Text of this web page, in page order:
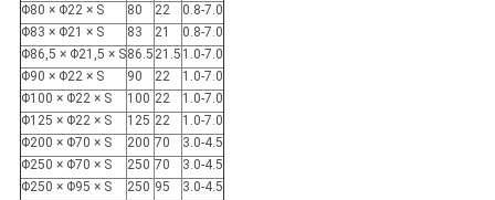
Φ80 × Φ22 × S 80 22
0.8-7.0
Φ83 × Φ21 × S
83 21
0.8-7.0
Φ86,5 × Φ21,5 × S86.5 21.5 1.0-7.0
Φ90 × Φ22 × S
90 22
1.0-7.0
Φ100 × Φ22 × S
100 22
1.0-7.0
Φ125 × Φ22 × S
125 22
1.0-7.0
Φ200 × Φ70 × S
200 70
3.0-4.5
Φ250 × Φ70 × S
250 70
3.0-4.5
Φ250 × Φ95 × S
250 95 3.0-4.5